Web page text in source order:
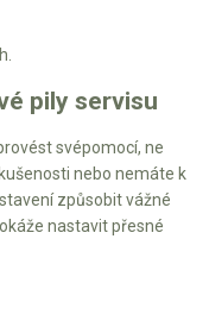
pily servisu
svépomocí, ne
nebo nemáte k
způsobit vážné
nastavit přesné